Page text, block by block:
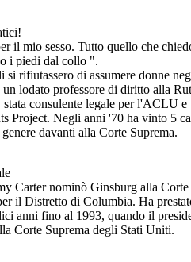
il mio sesso. Tutto quello che
i piedi dal collo ".
si rifiutassero di assumere donne
lodato professore di diritto alla
consulente legale per l'ACLU e
Project. Negli anni '70 ha vinto 5
davanti alla Corte Suprema.
Carter nominò Ginsburg alla Corte
il Distretto di Columbia. Ha
anni fino al 1993, quando il
Corte Suprema degli Stati Uniti.